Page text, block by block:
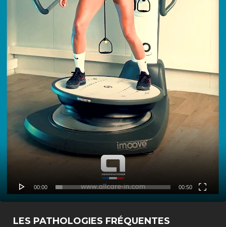
00:00 00:50
LES PATHOLOGIES FRÉQUENTES